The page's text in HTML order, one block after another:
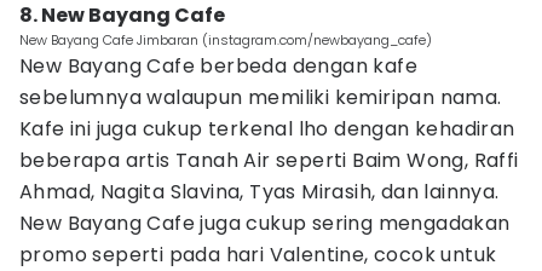
8. New Bayang Cafe
New Bayang Cafe Jimbaran (instagram.com/newbayang_cafe)
New Bayang Cafe berbeda dengan kafe
sebelumnya walaupun memiliki kemiripan nama.
Kafe ini juga cukup terkenal lho dengan kehadiran
beberapa artis Tanah Air seperti Baim Wong, Raffi
Ahmad, Nagita Slavina, Tyas Mirasih, dan lainnya.
New Bayang Cafe juga cukup sering mengadakan
promo seperti pada hari Valentine, cocok untuk